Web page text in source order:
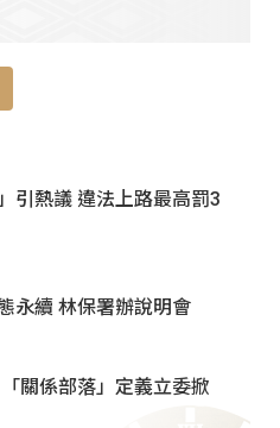
引熱議 違法上路最高罰3
永續 林保署辦說明會
關係部落」定義立委掀